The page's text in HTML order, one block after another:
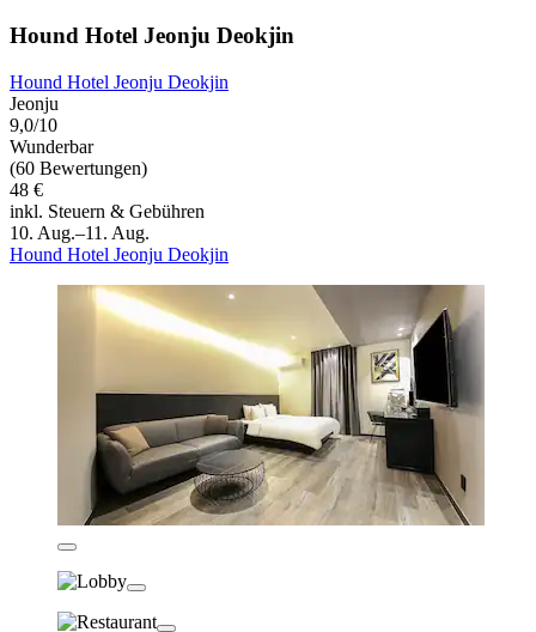
Hound Hotel Jeonju Deokjin
Hound Hotel Jeonju Deokjin
Jeonju
9,0/10
Wunderbar
(60 Bewertungen)
48 €
inkl. Steuern & Gebühren
10. Aug.–11. Aug.
Hound Hotel Jeonju Deokjin